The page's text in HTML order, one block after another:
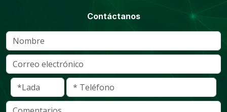
Contáctanos